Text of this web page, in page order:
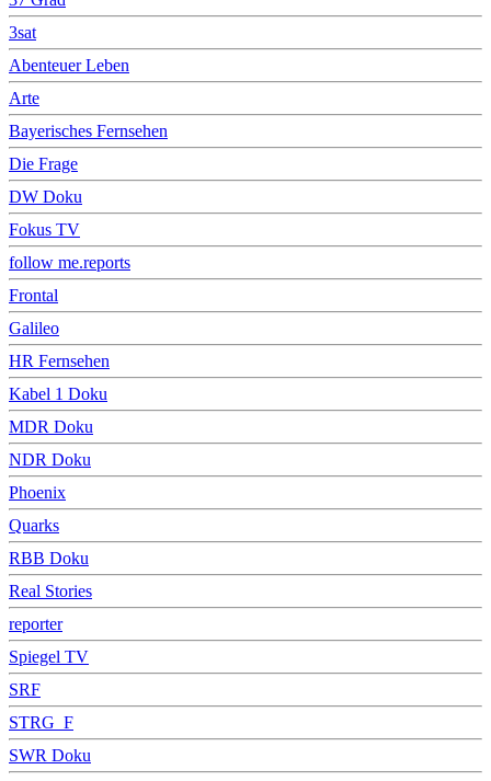
3sat
Abenteuer Leben
Arte
Bayerisches Fernsehen
Die Frage
DW Doku
Fokus TV
follow me.reports
Frontal
Galileo
HR Fernsehen
Kabel 1 Doku
MDR Doku
NDR Doku
Phoenix
Quarks
RBB Doku
Real Stories
reporter
Spiegel TV
SRF
STRG_F
SWR Doku